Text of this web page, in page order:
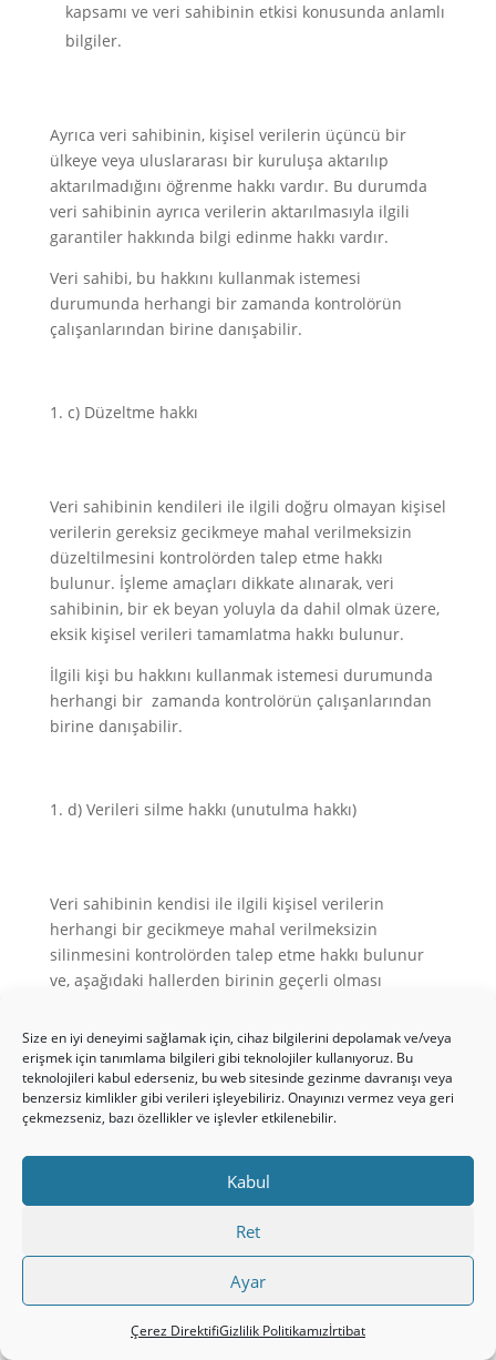
Size en iyi deneyimi sağlamak için, cihaz bilgilerini depolamak ve/veya
erişmek için tanımlama bilgileri gibi teknolojiler kullanıyoruz. Bu
teknolojileri kabul ederseniz, bu web sitesinde gezinme davranışı veya
benzersiz kimlikler gibi verileri işleyebiliriz. Onayınızı vermez veya geri
çekmezseniz, bazı özellikler ve işlevler etkilenebilir.
Kabul
Ret
Ayar
Çerez DirektifiGizlilik Politikamızİrtibat
kapsamı ve veri sahibinin etkisi konusunda anlamlı
bilgiler.
Ayrıca veri sahibinin, kişisel verilerin üçüncü bir
ülkeye veya uluslararası bir kuruluşa aktarılıp
aktarılmadığını öğrenme hakkı vardır. Bu durumda
veri sahibinin ayrıca verilerin aktarılmasıyla ilgili
garantiler hakkında bilgi edinme hakkı vardır.
Veri sahibi, bu hakkını kullanmak istemesi
durumunda herhangi bir zamanda kontrolörün
çalışanlarından birine danışabilir.
c) Düzeltme hakkı
Veri sahibinin kendileri ile ilgili doğru olmayan kişisel
verilerin gereksiz gecikmeye mahal verilmeksizin
düzeltilmesini kontrolörden talep etme hakkı
bulunur. İşleme amaçları dikkate alınarak, veri
sahibinin, bir ek beyan yoluyla da dahil olmak üzere,
eksik kişisel verileri tamamlatma hakkı bulunur.
İlgili kişi bu hakkını kullanmak istemesi durumunda
herhangi bir zamanda kontrolörün çalışanlarından
birine danışabilir.
d) Verileri silme hakkı (unutulma hakkı)
Veri sahibinin kendisi ile ilgili kişisel verilerin
herhangi bir gecikmeye mahal verilmeksizin
silinmesini kontrolörden talep etme hakkı bulunur
ve, aşağıdaki hallerden birinin geçerli olması
gecikmeye mahal vermeksizin silme yükümlülüğü
bulunur:
veri sahibinin AB Genel Veri Koruma Tüzüğü’nün
6(1) maddesinin (a) bendi veya 9(2) maddesinin (a)
bendine göre işleme faaliyetinin dayandığı izni